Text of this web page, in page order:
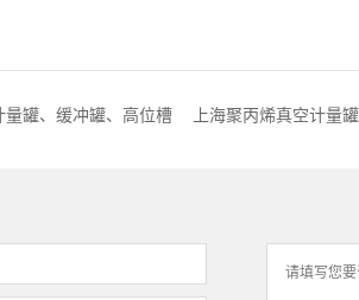
量罐、缓冲罐、高位槽 上海聚丙烯真空计量